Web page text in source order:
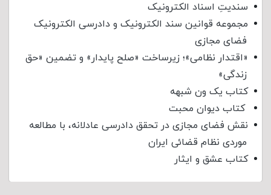
سندیتِ اسناد الکترونیک
مجموعه قوانین سند الکترونیک و دادرسی الکترونیک
فضای مجازی
«اقتدار نظامی»؛ زیرساخت «صلح پایدار» و تضمین «حق
زندگی»
کتاب یک ون شبهه
کتاب دیوان محبت
نقش فضای مجازی در تحقق دادرسی عادلانه، با مطالعه
موردی نظام قضائی ایران
کتاب عشق و ایثار